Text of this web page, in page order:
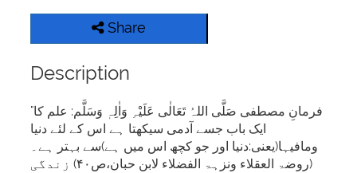
Share
Description
"فرمانِ مصطفی صَلَّی اللہُ تَعَالٰی عَلَیْہِ وَاٰلِہٖ وَسَلَّم: علم کا
ایک باب جسے آدمی سیکھتا ہے اس کے لئے دنیا
ومافیہا(یعنی:دنیا اور جو کچھ اس میں ہے)سے بہتر ہے۔
(روضۃ العقلاء ونزہۃ الفضلاء لابن حبان،ص۴۰) زندگی